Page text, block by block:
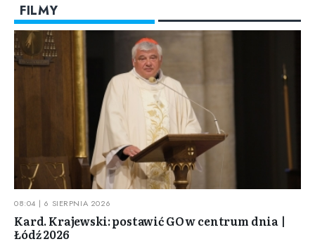
FILMY
08:04 | 6 SIERPNIA 2026
Kard. Krajewski: postawić GO w centrum dnia |
Łódź 2026